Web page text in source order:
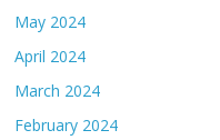
May 2024
April 2024
March 2024
February 2024